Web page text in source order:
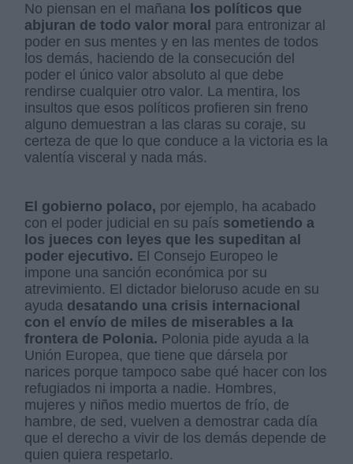
No piensan en el mañana los políticos que
abjuran de todo valor moral para entronizar al
poder en sus mentes y en las mentes de todos
los demás, haciendo de la consecución del
poder el único valor absoluto al que debe
rendirse cualquier otro valor. La mentira, los
insultos que esos políticos profieren sin freno
alguno demuestran a las claras su coraje, su
certeza de que lo que conduce a la victoria es la
valentía visceral y nada más.
El gobierno polaco, por ejemplo, ha acabado
con el poder judicial en su país sometiendo a
los jueces con leyes que les supeditan al
poder ejecutivo. El Consejo Europeo le
impone una sanción económica por su
atrevimiento. El dictador bieloruso acude en su
ayuda desatando una crisis internacional
con el envío de miles de miserables a la
frontera de Polonia. Polonia pide ayuda a la
Unión Europea, que tiene que dársela por
narices porque tampoco sabe qué hacer con los
refugiados ni importa a nadie. Hombres,
mujeres y niños medio muertos de frío, de
hambre, de sed, vuelven a demostrar cada día
que el derecho a vivir de los demás depende de
quien quiera respetarlo.